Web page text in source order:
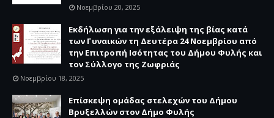
Νοεμβρίου 20, 2025
Εκδήλωση για την εξάλειψη της βίας κατά
των Γυναικών τη Δευτέρα 24 Νοεμβρίου από
την Επιτροπή Ισότητας του Δήμου Φυλής και
τον Σύλλογο της Ζωφριάς
Νοεμβρίου 18, 2025
Επίσκεψη ομάδας στελεχών του Δήμου
Βρυξελλών στον Δήμο Φυλής